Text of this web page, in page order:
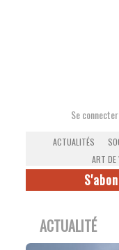
Se connecter
ACTUALITÉS
ART DE
ACTUALITÉ